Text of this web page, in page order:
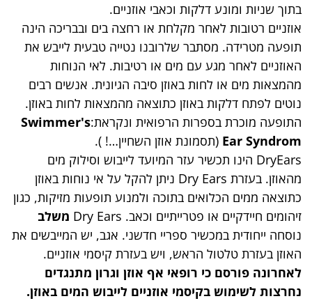
בתוך שניות ומונע דלקות וכאבי אוזניים.
אוזניים רטובות לאחר מקלחת או רחצה בים ובבריכה הינה
תופעה מטרידה. מסתבר שלרובנו נטייה טבעית לייבש את
האוזניים לאחר מגע עם מים או רטיבות. לאי הנוחות
מהמצאות מים או לחות באוזן סיבה הגיונית. אנשים רבים
נוטים לפתח דלקות באוזן כתוצאה מהמצאות לחות באוזן.
התופעה מוכרת בספרות הרפואית ונקראת:Swimmer's
Ear Syndrom (תסמונת אוזן השחיין…! ).
DryEars הינו תכשיר עזר המיועד לייבוש וסילוק מים
מהאוזן. בעזרת Dry Ears ניתן להקל על אי נוחות באוזן
כתוצאה ממים הכלואים בתוכה ולמנוע תופעות מזיקות, כגון
זיהומים חיידקיים או פטרייתיים וכאב. Dry Ears
משלב
נוסחה ייחודית במכשיר ספריי חדשני. אגב, יש המייבשים את
האוזן בעזרת טלטול הראש, ויש בעזרת קיסמי אוזניים.
לאחרונה פורסם כי רופאי אף אוזן וגרון מתנגדים
נחרצות לשימוש בקיסמי אוזניים לייבוש המים באוזן.